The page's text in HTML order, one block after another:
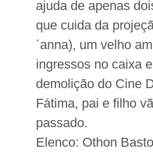
ajuda de apenas
que cuida da
´anna), um velho
ingressos no caixa
demolição do Cine
Fátima, pai e filho
passado.
Elenco: Othon